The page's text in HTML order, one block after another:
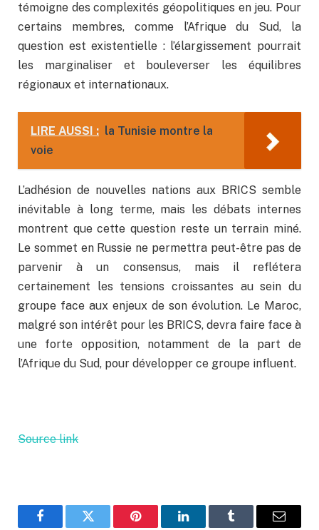
témoigne des complexités géopolitiques en jeu. Pour
certains membres, comme l’Afrique du Sud, la
question est existentielle : l’élargissement pourrait
les marginaliser et bouleverser les équilibres
régionaux et internationaux.
LIRE AUSSI : la Tunisie montre la
voie
L’adhésion de nouvelles nations aux BRICS semble
inévitable à long terme, mais les débats internes
montrent que cette question reste un terrain miné.
Le sommet en Russie ne permettra peut-être pas de
parvenir à un consensus, mais il reflétera
certainement les tensions croissantes au sein du
groupe face aux enjeux de son évolution. Le Maroc,
malgré son intérêt pour les BRICS, devra faire face à
une forte opposition, notamment de la part de
l’Afrique du Sud, pour développer ce groupe influent.
Source link
FacebookTwitter Pinterest LinkedInTumblr Email